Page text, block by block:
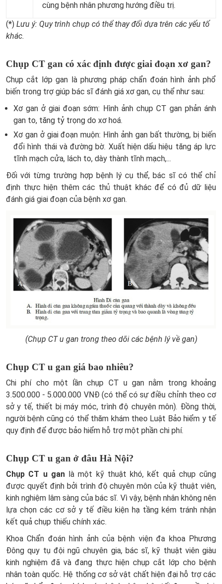
cùng bệnh nhân phương hướng điều trị.
(*) Lưu ý: Quy trình chụp có thể thay đổi dựa trên các yếu tố
khác.
Chụp CT gan có xác định được giai đoạn xơ gan?
Chụp cắt lớp gan là phương pháp chẩn đoán hình ảnh phổ
biến trong trợ giúp bác sĩ đánh giá xơ gan, cụ thể như sau:
Xơ gan ở giai đoạn sớm: Hình ảnh chụp CT gan phản ánh
gan to, tăng tỷ trọng do xơ hoá.
Xơ gan ở giai đoạn muộn: Hình ảnh gan bất thường, bị biến
đổi hình thái và đường bờ. Xuất hiện dấu hiệu tăng áp lực
tĩnh mạch cửa, lách to, dày thành tĩnh mạch,...
Đối với từng trường hợp bệnh lý cụ thể, bác sĩ có thể chỉ
định thực hiện thêm các thủ thuật khác để có đủ dữ liệu
đánh giá giai đoạn của bệnh xơ gan.
(Chụp CT u gan trong theo dõi các bệnh lý về gan)
Chụp CT u gan giá bao nhiêu?
Chi phí cho một lần chụp CT u gan nằm trong khoảng
3.500.000 - 5.000.000 VNĐ (có thể có sự điều chỉnh theo cơ
sở y tế, thiết bị máy móc, trình độ chuyên môn). Đồng thời,
người bệnh cũng có thể thăm khám theo Luật Bảo hiểm y tế
quy định để được bảo hiểm hỗ trợ một phần chi phí.
Chụp CT u gan ở đâu Hà Nội?
Chụp CT u ganlà một kỹ thuật khó, kết quả chụp cũng
được quyết định bởi trình độ chuyên môn của kỹ thuật viên,
kinh nghiệm lâm sàng của bác sĩ. Vì vậy, bệnh nhân không nên
lựa chọn các cơ sở y tế điều kiện hạ tầng kém tránh nhận
kết quả chụp thiếu chính xác.
Khoa Chẩn đoán hình ảnh của bệnh viện đa khoa Phương
Đông quy tụ đội ngũ chuyên gia, bác sĩ, kỹ thuật viên giàu
kinh nghiệm đã và đang thực hiện chụp cắt lớp cho bệnh
nhân toàn quốc. Hệ thống cơ sở vật chất hiện đại hỗ trợ các